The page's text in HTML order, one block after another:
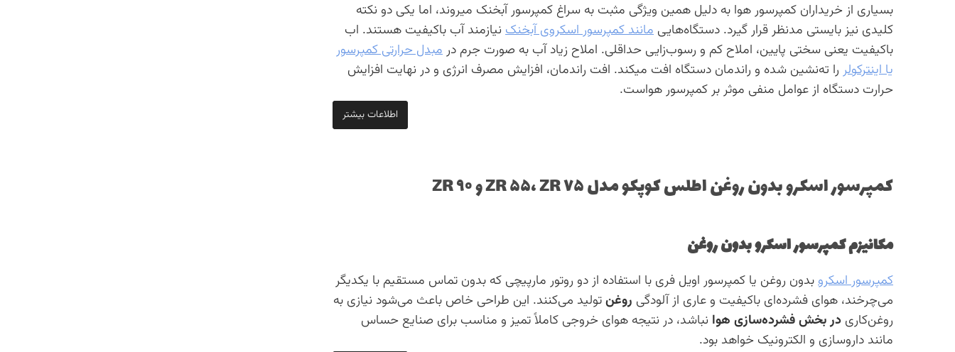
بسیاری از خریداران کمپرسور هوا به دلیل همین ویژگی مثبت به سراغ کمپرسور آبخنک میروند، اما یکی دو نکته
کلیدی نیز بایستی مدنظر قرار گیرد. دستگاه‌هایی مانند کمپرسور اسکروی آبخنک نیازمند آب باکیفیت هستند. اب
باکیفیت یعنی سختی پایین، املاح کم و رسوب‌زایی حداقلی. املاح زیاد آب به صورت جرم درمبدل حرارتی کمپرسور
یا اینترکولر را ته‌نشین شده و راندمان دستگاه افت میکند. افت راندمان، افزایش مصرف انرژی و در نهایت افزایش
حرارت دستگاه از عوامل منفی موثر بر کمپرسور هواست.
اطلاعات بیشتر
کمپرسور اسکرو بدون روغن اطلس کوپکو مدل‌ ZR ۵۵، ZR ۷۵ و ZR ۹۰
مکانیزم کمپرسور اسکرو بدون روغن
کمپرسور اسکروبدون روغن یا کمپرسور اویل فری با استفاده از دو روتور مارپیچی که بدون تماس مستقیم با یکدیگر
می‌چرخند، هوای فشرده‌ای باکیفیت و عاری از آلودگی روغنتولید می‌کنند. این طراحی خاص باعث می‌شود نیازی به
روغن‌کاری در بخش فشرده‌سازی هوا نباشد، در نتیجه هوای خروجی کاملاً تمیز و مناسب برای صنایع حساس
مانند داروسازی و الکترونیک خواهد بود.